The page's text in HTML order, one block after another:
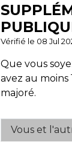
Vérifié le 08 Jul
Que vous
avez au
majoré.
Vous et